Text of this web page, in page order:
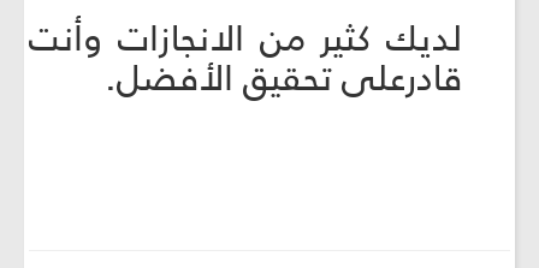
لديك كثير من الانجازات وأنت
قادرعلى تحقيق الأفضل.